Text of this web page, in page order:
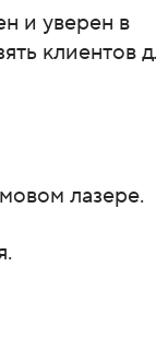
и уверен в
клиентов
лазере.